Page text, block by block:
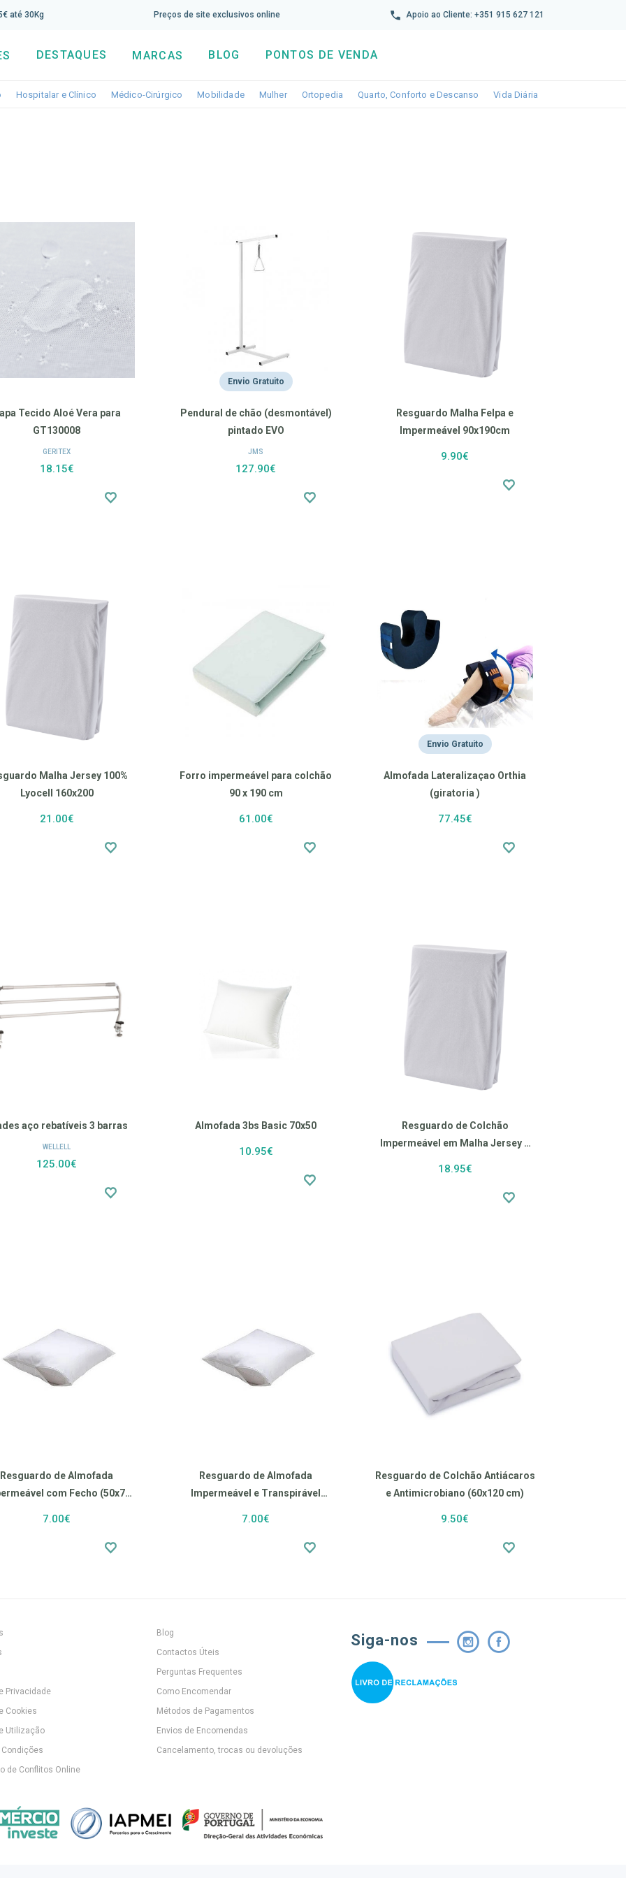
até 30Kg Preços de site exclusivos online Apoio ao Cliente: +351 915 627 121
DESTAQUES MARCAS BLOG PONTOS DE VENDA
Toggle dropdown
Hospitalar e Clínico Toggle dropdown
Médico-Cirúrgico Toggle dropdown
Mobilidade Toggle dropdown
Mulher Toggle dropdown
Ortopedia Toggle dropdown
Quarto, Conforto e Descanso Toggle dropdown
Vida Diária
aqui a nossa newsletter e tenha 5% de desconto direto
Tecido Aloé Vera para
GT130008
GERITEX
18.15€
Envio Gratuito
Pendural de chão (desmontável)
pintado EVO
JMS
127.90€
Resguardo Malha Felpa e
Impermeável 90x190cm
9.90€
Malha Jersey 100%
Lyocell 160x200
21.00€
Forro impermeável para colchão
90 x 190 cm
61.00€
Envio Gratuito
Almofada Lateralizaçao Orthia
(giratoria )
77.45€
aço rebatíveis 3 barras
WELLELL
125.00€
Almofada 3bs Basic 70x50
10.95€
Resguardo de Colchão
Impermeável em Malha Jersey e
18.95€
Resguardo de Almofada
com Fecho (50x70
7.00€
Resguardo de Almofada
Impermeável e Transpirável
7.00€
Resguardo de Colchão Antiácaros
e Antimicrobiano (60x120 cm)
9.50€
Privacidade
Cookies
Utilização
de Conflitos Online
Blog
Contactos Úteis
Perguntas Frequentes
Como Encomendar
Métodos de Pagamentos
Envios de Encomendas
Cancelamento, trocas ou devoluções
Siga-nos